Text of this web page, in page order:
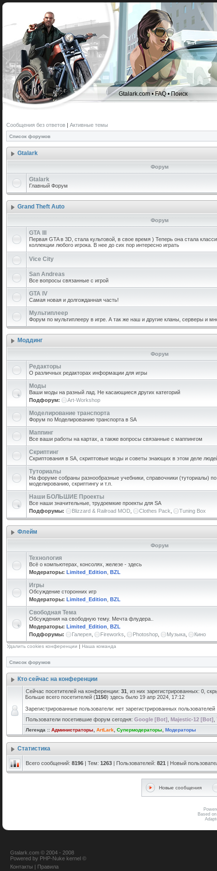
Gtalark.com •FAQ•Поиск
Сообщения без ответов | Активные темы
Список форумов
Gtalark
Форум
Gtalark
Главный Форум
Grand Theft Auto
Форум
GTA III
Первая GTA в 3D, стала культовой, в свое время ) Теперь она стала
коллекции любого игрока. В нее до сих пор интересно играть
Vice City
San Andreas
Все вопросы связанные с игрой
GTA IV
Самая новая и долгожданная часть!
Мультиплеер
Форум по мультиплееру в игре. А так же наш и другие кланы, серверы и
Моддинг
Форум
Редакторы
О различных редакторах информации для игры
Моды
Ваши моды на разный лад. Не касающиеся других категорий
Подфорум:
Art-Workshop
Моделирование транспорта
Форум по Моделированию транспорта в SA
Маппинг
Все ваши работы на картах, а также вопросы связанные с маппингом
Скриптинг
Скриптования в SA, скриптовые моды и советы знающих в этом деле
Туториалы
На форуме собраны разнообразные учебники, справочники (туториалы)
моделированию, скриптингу и т.п.
Наши БОЛЬШИЕ Проекты
Все наши значительные, трудоемкие проекты для SA
Подфорумы:
Blizzard & Railroad MOD Clothes Pack Tuning Box
Флейм
Форум
Технология
Всё о компьютерах, консолях, железе - здесь
Модераторы: Limited_Edition BZL
Игры
Обсуждение сторонних игр
Модераторы: Limited_Edition BZL
Свободная Тема
Обсуждения на свободную тему. Мечта флудера..
Модераторы: Limited_Edition BZL
Подфорумы:
Галерея Fireworks Photoshop Музыка Кино
Удалить cookies конференции | Наша команда
Список форумов
Кто сейчас на конференции
Сейчас посетителей на конференции: 31 , из них зарегистрированных: 0,
Больше всего посетителей (1150) здесь было 19 апр 2024, 17:12
Зарегистрированные пользователи: нет зарегистрированных пользователей
Пользователи посетившие форум сегодня: Google [Bot] Majestic-12 [Bot]
Легенда :: Администраторы ArtLark Супермодераторы Модераторы
Статистика
Всего сообщений: 8196 | Тем: 1263 | Пользователей: 821 | Новый
Новые сообщения
Based
Gtalark.com © 2004 - 2008
Powered by PHP-Nuke kernel ©
Контакты | Правила